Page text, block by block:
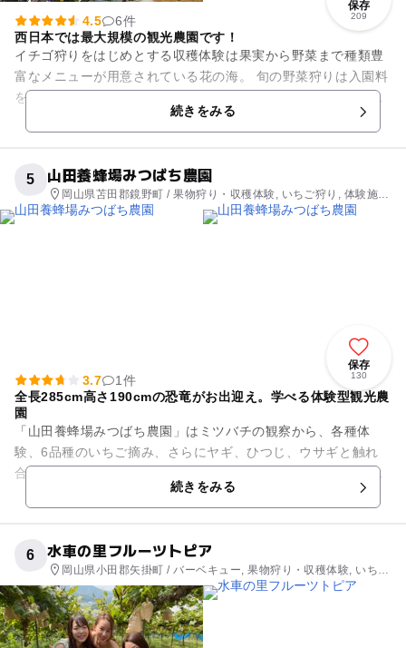
保存
209
4.5
6件
西日本では最大規模の観光農園です！
イチゴ狩りをはじめとする収穫体験は果実から野菜まで種類豊
富なメニューが用意されている花の海。 旬の野菜狩りは入園料
を払うと、ビニール袋に入るまで詰め放題です。中には珍しい
続きをみる
5 山田養蜂場みつばち農園
岡山県苫田郡鏡野町 / 果物狩り・収穫体験, いちご狩り, 体験施
設, レストラン・カフェ
保存
130
3.7
1件
全長285cm高さ190cmの恐竜がお出迎え。学べる体験型観光農
園
「山田養蜂場みつばち農園」はミツバチの観察から、各種体
験、6品種のいちご摘み、さらにヤギ、ひつじ、ウサギと触れ
合うことも出来る、体験型観光農園です。施設内の「はちカフ
ェ」では蜂蜜を使った、濃厚で...
続きをみる
6 水車の里フルーツトピア
岡山県小田郡矢掛町 / バーベキュー, 果物狩り・収穫体験, いちご
狩り, 公園・総合公園